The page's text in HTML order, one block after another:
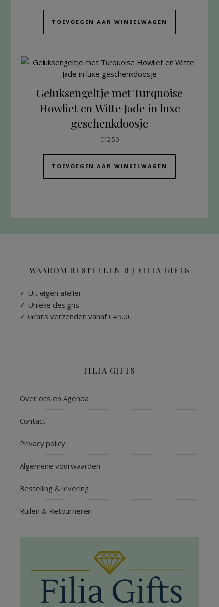
TOEVOEGEN AAN WINKELWAGEN
Geluksengeltje met Turquoise
Howliet en Witte Jade in luxe
geschenkdoosje
€12.50
TOEVOEGEN AAN WINKELWAGEN
WAAROM BESTELLEN BIJ FILIA GIFTS
✓ Uit eigen atelier
✓ Unieke designs
✓ Gratis verzenden vanaf €45.00
FILIA GIFTS
Over ons en Agenda
Contact
Privacy policy
Algemene voorwaarden
Bestelling & levering
Ruilen & Retourneren